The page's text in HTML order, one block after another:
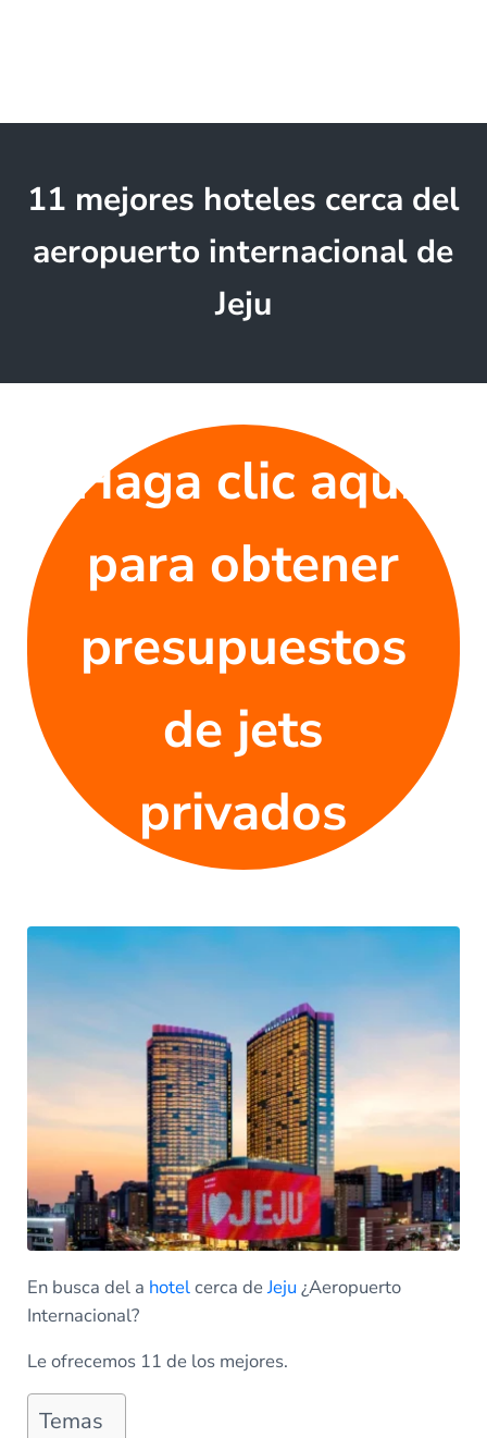
11 mejores hoteles cerca del
aeropuerto internacional de
Jeju
Haga clic aquí
para obtener
presupuestos
de jets
privados
En busca del a hotelcerca deJeju ¿Aeropuerto
Internacional?
Le ofrecemos 11 de los mejores.
Temas